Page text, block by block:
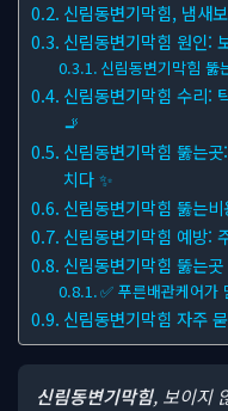
신림동변기막힘, 냄새
신림동변기막힘 원인:
신림동변기막힘 뚫
신림동변기막힘 수리:
🚬
신림동변기막힘 뚫는
치다 ✨
신림동변기막힘 뚫는
신림동변기막힘 예방:
신림동변기막힘 뚫는
✅ 푸른배관케어가
신림동변기막힘 자주
신림동변기막힘, 보이지